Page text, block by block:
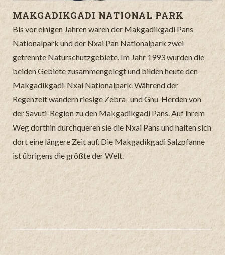
MAKGADIKGADI NATIONAL PARK
Bis vor einigen Jahren waren der Makgadikgadi Pans
Nationalpark und der Nxai Pan Nationalpark zwei
getrennte Naturschutzgebiete. Im Jahr 1993 wurden die
beiden Gebiete zusammengelegt und bilden heute den
Makgadikgadi-Nxai Nationalpark. Während der
Regenzeit wandern riesige Zebra- und Gnu-Herden von
der Savuti-Region zu den Makgadikgadi Pans. Auf ihrem
Weg dorthin durchqueren sie die Nxai Pans und halten sich
dort eine längere Zeit auf. Die Makgadikgadi Salzpfanne
ist übrigens die größte der Welt.